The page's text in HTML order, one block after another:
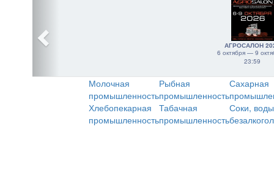
АГРОСАЛОН
6 октября — 9
23:59
Молочная
промышленность
Рыбная
промышленность
Сахарная
Хлебопекарная
промышленность
Табачная
промышленность
Соки,